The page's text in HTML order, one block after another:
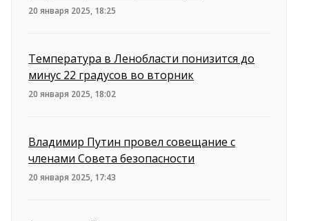
20 января 2025, 18:25
Температура в Ленобласти понизится до
минус 22 градусов во вторник
20 января 2025, 18:02
Владимир Путин провел совещание с
членами Совета безопасности
20 января 2025, 17:43